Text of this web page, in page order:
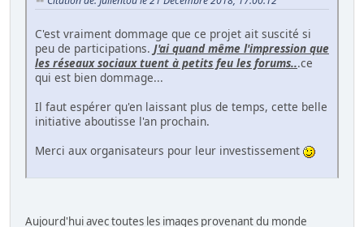
C'est vraiment dommage que ce projet ait suscité si
peu de participations. J'ai quand même l'impression que
les réseaux sociaux tuent à petits feu les forums...ce
qui est bien dommage...
Il faut espérer qu'en laissant plus de temps, cette belle
initiative aboutisse l'an prochain.
Merci aux organisateurs pour leur investissement
Aujourd'hui avec toutes les images provenant du monde